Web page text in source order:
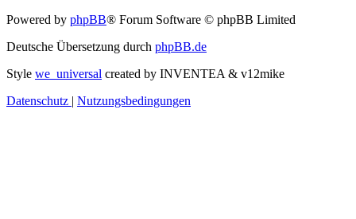
Powered by phpBB® Forum Software © phpBB Limited
Deutsche Übersetzung durch phpBB.de
Style we_universal created by INVENTEA & v12mike
Datenschutz | Nutzungsbedingungen